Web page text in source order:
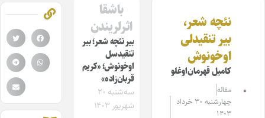
نئچه شعر،
بیر تنقیدلی
اوخونوش
کامیل قهرمان‌اوغلو
مقاله‌
چهارشنبه ۳۰ خرداد
۱۴۰۳
باشقا
اثرلریندن
بیر نئچه شعر؛ بیر
تنقیدسل
اوخونوش؛ «کریم
قربان‌زاده»
سه‌شنبه ۲۰
شهریور ۱۴۰۳